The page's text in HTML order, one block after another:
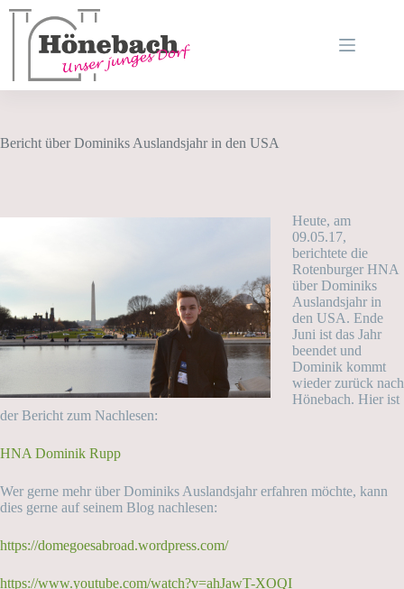
Zum
Inhalt
springen
Bericht über Dominiks Auslandsjahr in den USA
Heute, am
09.05.17,
berichtete die
Rotenburger HNA
über Dominiks
Auslandsjahr in
den USA. Ende
Juni ist das Jahr
beendet und
Dominik kommt
wieder zurück nach
Hönebach. Hier ist
der Bericht zum Nachlesen:
HNA Dominik Rupp
Wer gerne mehr über Dominiks Auslandsjahr erfahren möchte, kann
dies gerne auf seinem Blog nachlesen:
https://domegoesabroad.wordpress.com/
https://www.youtube.com/watch?v=ahJawT-XOQI